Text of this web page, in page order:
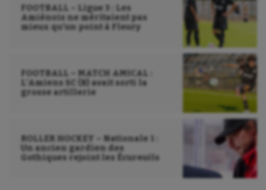
FOOTBALL – Ligue 3 : Les
Amiénois ne méritaient pas
mieux qu’un point à Fleury
FOOTBALL – MATCH AMICAL :
L’Amiens SC (B) avait sorti la
grosse artillerie
ROLLER HOCKEY – Nationale 1 :
Un ancien gardien des
Gothiques rejoint les Écureuils